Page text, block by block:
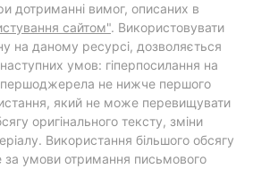
дотриманні вимог, описаних в
сайтом". Використовувати
на даному ресурсі, дозволяється
умов: гіперпосилання на
першоджерела не нижче першого
який не може перевищувати
оригінального тексту, зміни
Використання більшого обсягу
умови отримання письмового